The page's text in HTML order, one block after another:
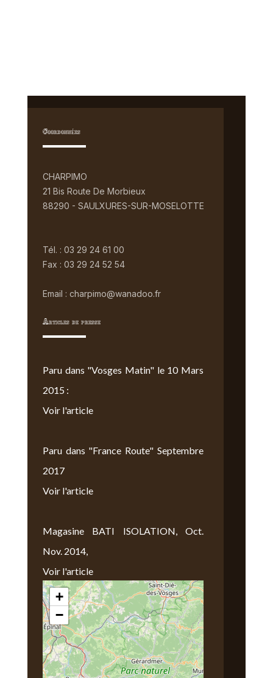
Coordonnées
CHARPIMO
21 Bis Route De Morbieux
88290 - SAULXURES-SUR-MOSELOTTE
Tél. : 03 29 24 61 00
Fax : 03 29 24 52 54
Email : charpimo@wanadoo.fr
Articles de presse
Paru dans "Vosges Matin" le 10 Mars
2015 :
Voir l'article
Paru dans "France Route" Septembre
2017
Voir l'article
Magasine BATI ISOLATION, Oct.
Nov. 2014,
Voir l'article
Nous Trouver
+
−